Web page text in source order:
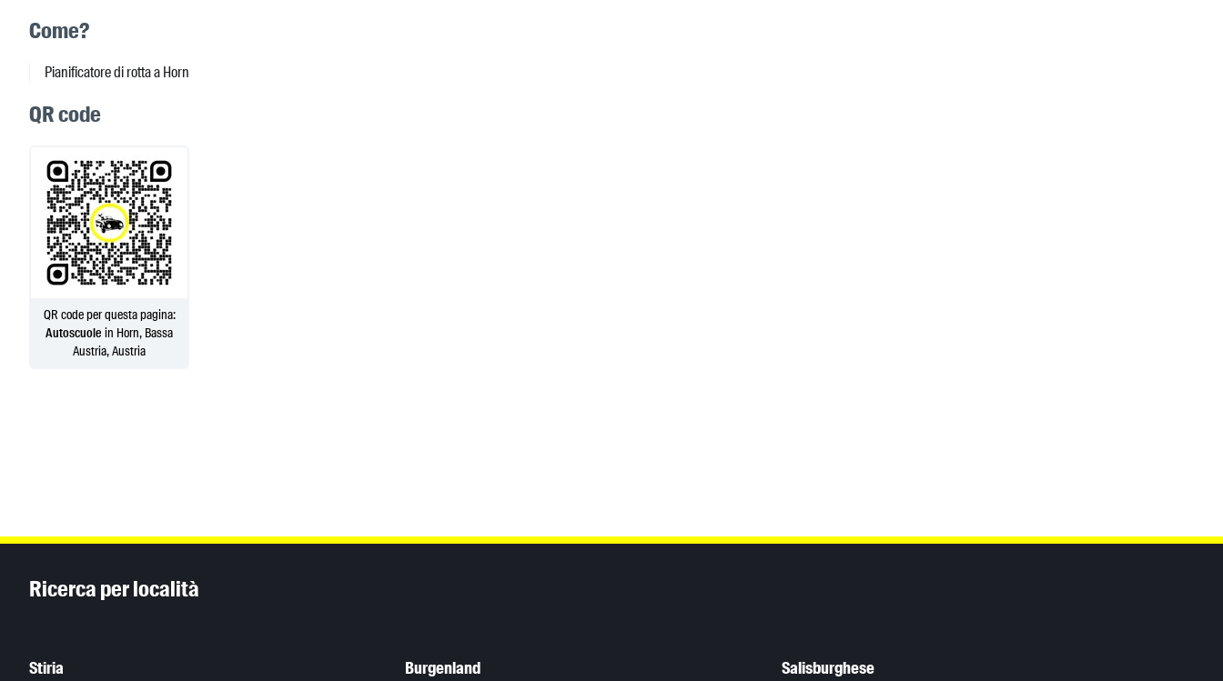
Come?
Pianificatore di rotta a Horn
QR code
QR code per questa pagina:
Autoscuole in Horn, Bassa
Austria, Austria
Ricerca per località
Stiria Burgenland Salisburghese